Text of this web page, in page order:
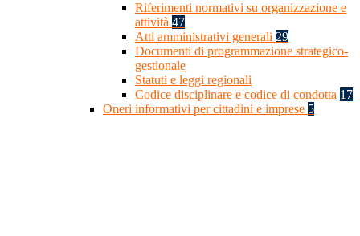
Riferimenti normativi su organizzazione e
attività 47
Atti amministrativi generali 29
Documenti di programmazione strategico-
gestionale
Statuti e leggi regionali
Codice disciplinare e codice di condotta 17
Oneri informativi per cittadini e imprese 5